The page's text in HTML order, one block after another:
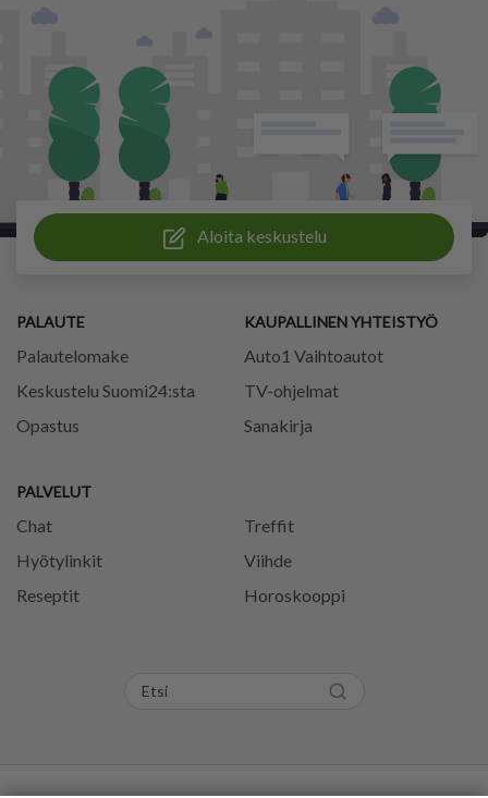
Aloita keskustelu
PALAUTE
Palautelomake
Keskustelu Suomi24:sta
Opastus
PALVELUT
Chat
Treffit
Hyötylinkit
Viihde
Reseptit
Horoskooppi
KAUPALLINEN YHTEISTYÖ
Auto1 Vaihtoautot
TV-ohjelmat
Sanakirja